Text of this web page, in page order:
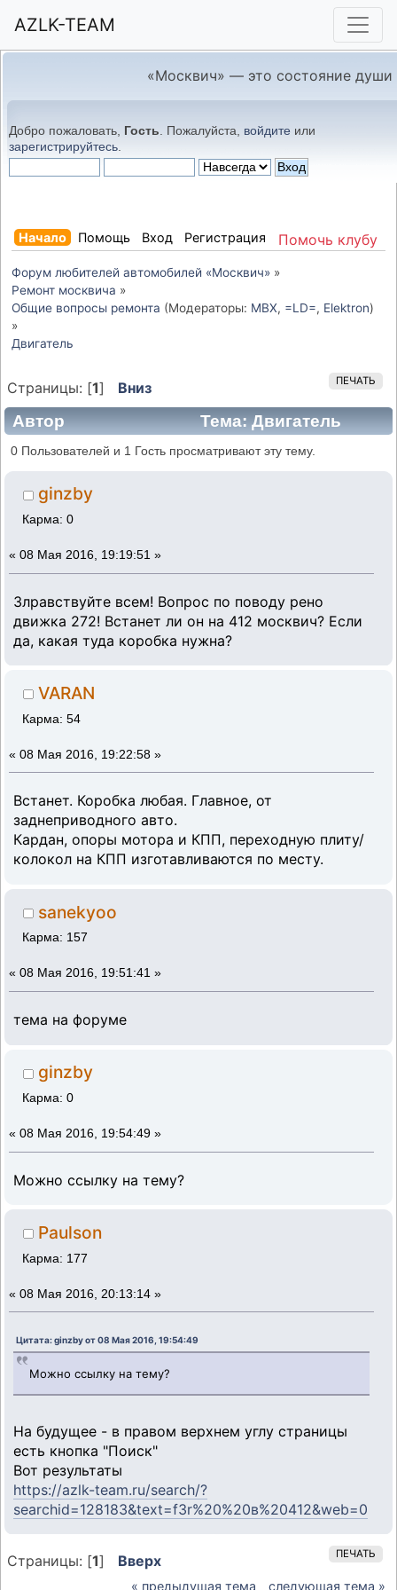
AZLK-TEAM
«Москвич» — это состояние души
Добро пожаловать, Гость . Пожалуйста, войдите или
зарегистрируйтесь
Помочь клубу
Начало Помощь Вход Регистрация
Форум любителей автомобилей «Москвич» »
Ремонт москвича »
Общие вопросы ремонта (Модераторы: MBX, =LD=, Elektron)
»
Двигатель
ПЕЧАТЬ
Страницы: [1] Вниз
Автор
Тема: Двигатель
(Прочитано 952 раз)
0 Пользователей и 1 Гость просматривают эту тему.
ginzby
Карма: 0
« 08 Мая 2016, 19:19:51 »
Злравствуйте всем! Вопрос по поводу рено
движка 272! Встанет ли он на 412 москвич? Если
да, какая туда коробка нужна?
VARAN
Карма: 54
« 08 Мая 2016, 19:22:58 »
Встанет. Коробка любая. Главное, от
заднеприводного авто.
Кардан, опоры мотора и КПП, переходную плиту/
колокол на КПП изготавливаются по месту.
sanekyoo
Карма: 157
« 08 Мая 2016, 19:51:41 »
тема на форуме
ginzby
Карма: 0
« 08 Мая 2016, 19:54:49 »
Можно ссылку на тему?
Paulson
Карма: 177
« 08 Мая 2016, 20:13:14 »
Цитата: ginzby от 08 Мая 2016, 19:54:49
Можно ссылку на тему?
На будущее - в правом верхнем углу страницы
есть кнопка "Поиск"
Вот результаты
https://azlk-team.ru/search/?
searchid=128183&text=f3r%20%20в%20412&web=0
ПЕЧАТЬ
Страницы: [1] Вверх
« предыдущая тема следующая тема »